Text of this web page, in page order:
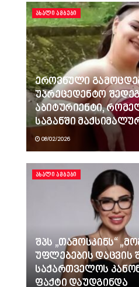
ᲐᲮᲐᲚᲘ ᲐᲛᲑᲔᲑᲘ
ეროვნული
უპრეცედენტო
აბიტურიენტი,
საგანში
08/02/2026
ᲐᲮᲐᲚᲘ ᲐᲛᲑᲔᲑᲘ
შპს „თამოსკინს“
უფლებების დაცვის
საქართველოს
ფაქტი დაუდგინდა